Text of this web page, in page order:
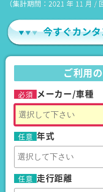
ご利用
必須 メーカー/車種
任意 年式
任意 走行距離